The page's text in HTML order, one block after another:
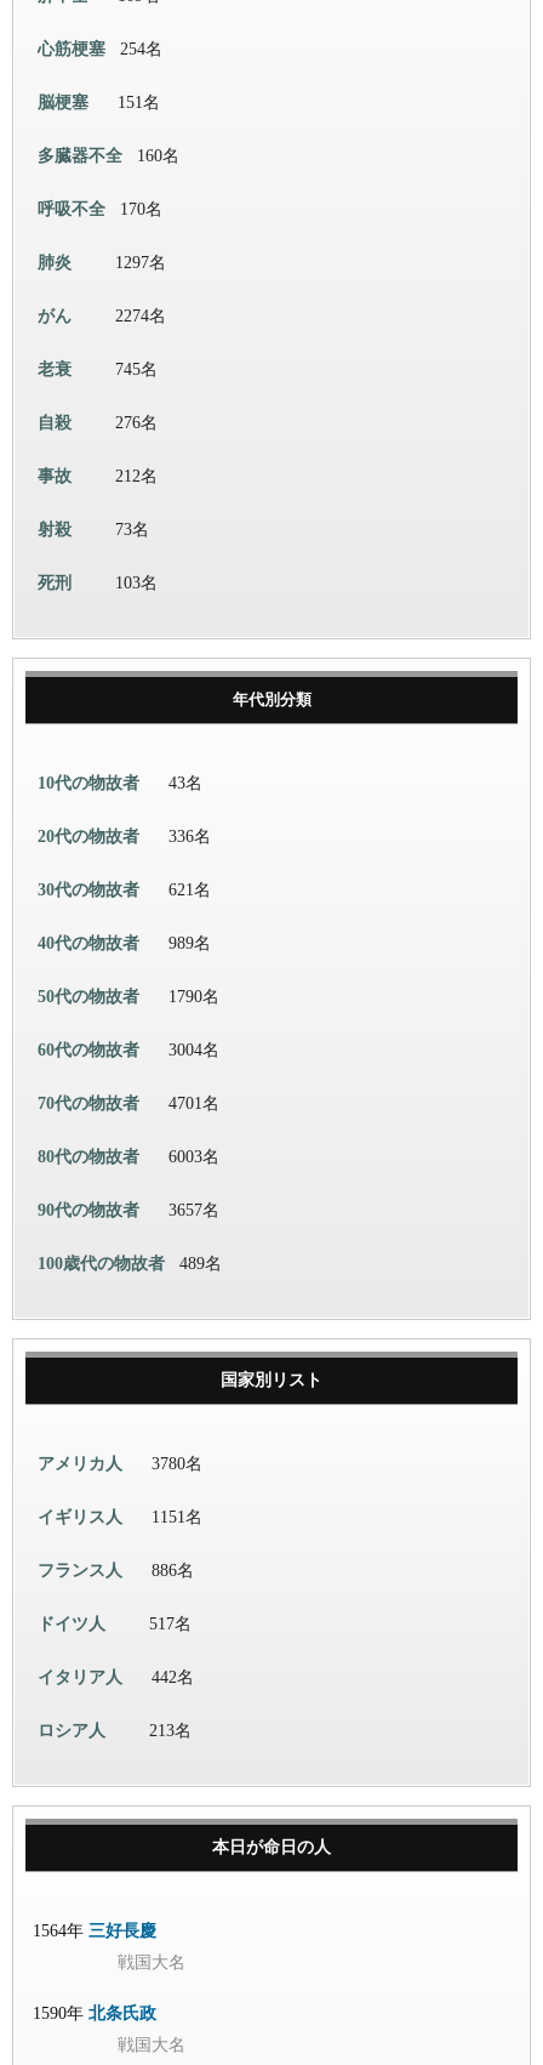
心筋梗塞 254名
脳梗塞 151名
多臓器不全 160名
呼吸不全 170名
肺炎 1297名
がん 2274名
老衰 745名
自殺 276名
事故 212名
射殺 73名
死刑 103名
年代別分類
10代の物故者 43名
20代の物故者 336名
30代の物故者 621名
40代の物故者 989名
50代の物故者 1790名
60代の物故者 3004名
70代の物故者 4701名
80代の物故者 6003名
90代の物故者 3657名
100歳代の物故者 489名
国家別リスト
アメリカ人 3780名
イギリス人 1151名
フランス人 886名
ドイツ人 517名
イタリア人 442名
ロシア人 213名
本日が命日の人
1564年 三好長慶
戦国大名
1590年 北条氏政
戦国大名